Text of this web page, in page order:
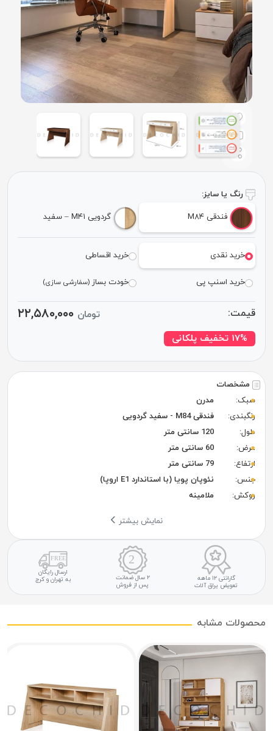
مشخصات
سبک:
مدرن
رنگبندی:
فندقی M84 - سفید گردویی
طول:
120 سانتی متر
عرض:
60 سانتی متر
ارتفاع:
79 سانتی متر
جنس:
نئوپان پویا (با استاندارد E1 اروپا)
روکش:
ملامینه
نمایش بیشتر
گارانتی ۱۲ ماهه
تعویض یراق آلات
۲ سال ضمانت
پس از فروش
ارسال رایگان
به تهران و کرج
رنگ یا سایز:
فندقی M۸۴ گردویی M۴۱ – سفید
خرید نقدی خرید اقساطی
خرید اسنپ پی خودت بساز(سفارشی سازی)
قیمت: تومان ۲۲,۵۸۰,۰۰۰
۱۷% تخفیف پلکانی
محصولات مشابه